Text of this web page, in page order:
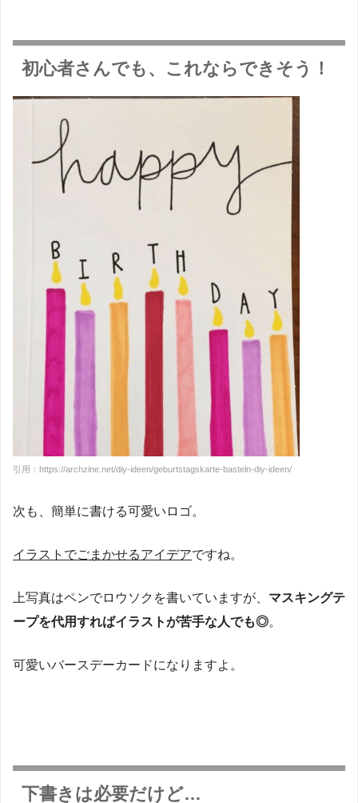
初心者さんでも、これならできそう！
引用：https://archzine.net/diy-ideen/geburtstagskarte-basteln-diy-ideen/
次も、簡単に書ける可愛いロゴ。
イラストでごまかせるアイデアですね。
上写真はペンでロウソクを書いていますが、 マスキングテ
ープを代用すればイラストが苦手な人でも◎。
可愛いバースデーカードになりますよ。
下書きは必要だけど…